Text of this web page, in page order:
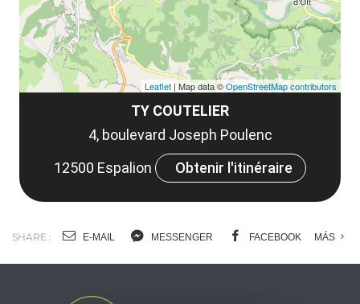
TY COUTELIER
4, boulevard Joseph Poulenc
12500 Espalion
Obtenir l'itinéraire
Leaflet | Map data ©OpenStreetMap contributors
SHARE : E-MAIL MESSENGER FACEBOOK MÁS